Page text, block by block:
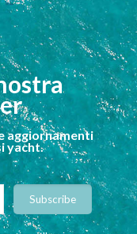
aggiornamenti
yacht.